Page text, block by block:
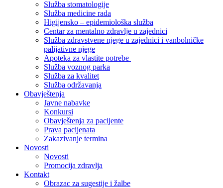
Služba stomatologije
Služba medicine rada
Higijensko – epidemiološka služba
Centar za mentalno zdravlje u zajednici
Služba zdravstvene njege u zajednici i vanbolničke
palijativne njege
Apoteka za vlastite potrebe
Služba voznog parka
Služba za kvalitet
Služba održavanja
Obavještenja
Javne nabavke
Konkursi
Obavještenja za pacijente
Prava pacijenata
Zakazivanje termina
Novosti
Novosti
Promocija zdravlja
Kontakt
Obrazac za sugestije i žalbe